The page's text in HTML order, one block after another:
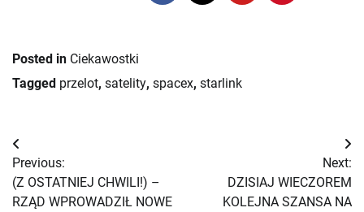
Posted in Ciekawostki
Tagged przelot, satelity, spacex, starlink
Nawigacja
wpisu
Previous:
(Z OSTATNIEJ CHWILI!) –
RZĄD WPROWADZIŁ NOWE
Next:
DZISIAJ WIECZOREM
KOLEJNA SZANSA NA